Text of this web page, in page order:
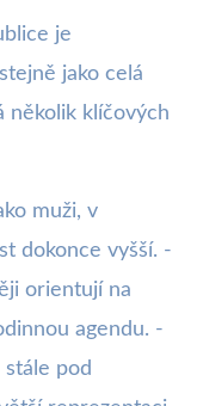
je
jako celá
několik klíčových
muži, v
dokonce vyšší. -
orientují na
agendu. -
pod